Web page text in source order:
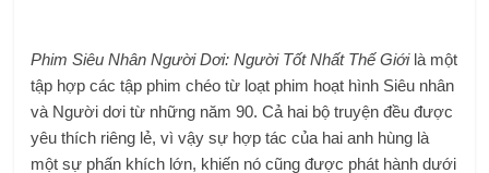
Phim Siêu Nhân Người Dơi: Người Tốt Nhất Thế Giới là một
tập hợp các tập phim chéo từ loạt phim hoạt hình Siêu nhân
và Người dơi từ những năm 90. Cả hai bộ truyện đều được
yêu thích riêng lẻ, vì vậy sự hợp tác của hai anh hùng là
một sự phấn khích lớn, khiến nó cũng được phát hành dưới